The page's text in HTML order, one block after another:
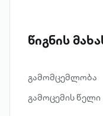
წიგნის
გამომცემლობა
გამოცემის წელი